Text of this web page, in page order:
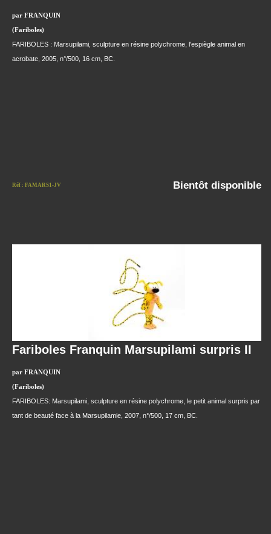
par FRANQUIN
(Fariboles)
FARIBOLES : Marsupilami, sculpture en résine polychrome, l'espiègle animal en
acrobate, 2005, n°/500, 16 cm, BC.
Réf : FAMARS1-JV Bientôt disponible
Fariboles Franquin Marsupilami surpris II
par FRANQUIN
(Fariboles)
FARIBOLES: Marsupilami, sculpture en résine polychrome, le petit animal surpris par
tant de beauté face à la Marsupilamie, 2007, n°/500, 17 cm, BC.